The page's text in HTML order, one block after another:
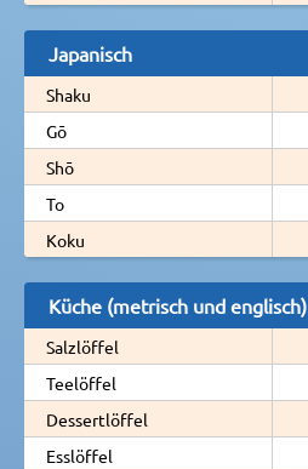
Japanisch
Shaku
Gō
Shō
To
Koku
Küche (metrisch und englisch)
Salzlöffel
Teelöffel
Dessertlöffel
Esslöffel